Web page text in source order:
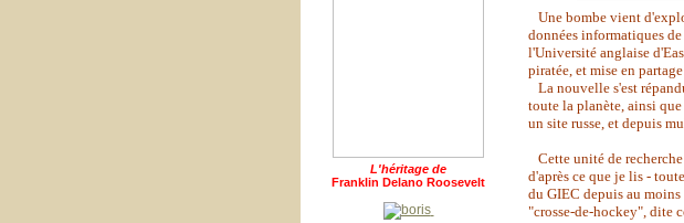
L'héritage de
Franklin Delano Roosevelt
Une bombe vient
données informatiques
l'Université anglaise
piratée, et mise en partage
La nouvelle s'est
toute la planète, ainsi
un site russe, et depuis
Cette unité de
d'après ce que je lis -
du GIEC depuis au
"crosse-de-hockey", dite